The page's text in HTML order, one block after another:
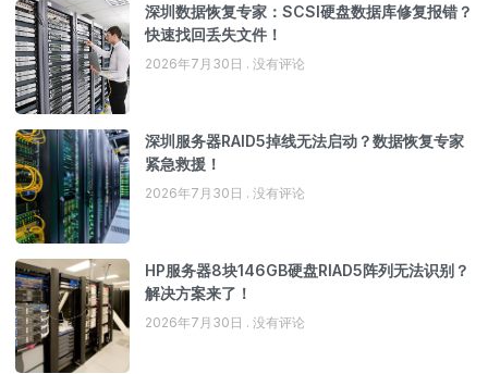
深圳数据恢复专家：SCSI硬盘数据库修复报错？
快速找回丢失文件！
2026年7月30日 没有评论
深圳服务器RAID5掉线无法启动？数据恢复专家
紧急救援！
2026年7月30日 没有评论
HP服务器8块146GB硬盘RIAD5阵列无法识别？
解决方案来了！
2026年7月30日 没有评论